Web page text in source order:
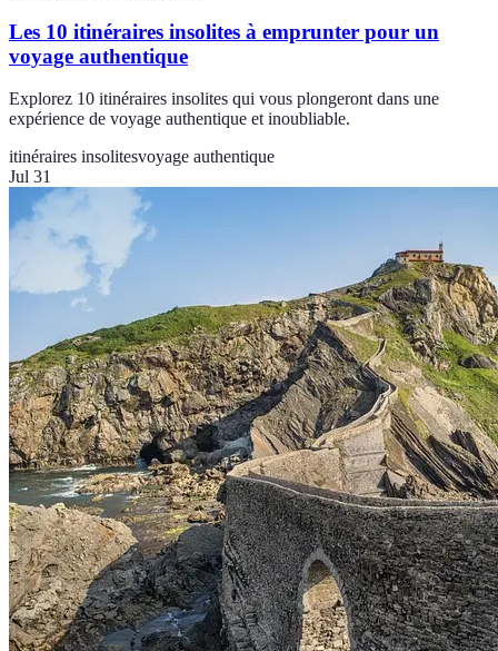
Les 10 itinéraires insolites à emprunter pour un
voyage authentique
Explorez 10 itinéraires insolites qui vous plongeront dans une
expérience de voyage authentique et inoubliable.
itinéraires insolitesvoyage authentique
Jul 31